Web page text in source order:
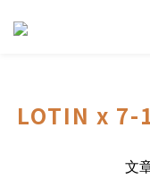
LOTIN x 7-
文